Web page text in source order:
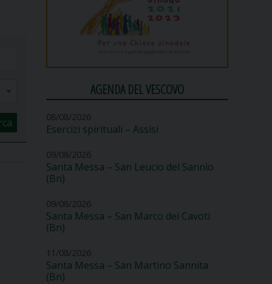
AGENDA DEL VESCOVO
08/08/2026
Esercizi spirituali – Assisi
09/08/2026
Santa Messa – San Leucio del Sannio
(Bn)
09/08/2026
Santa Messa – San Marco dei Cavoti
(Bn)
11/08/2026
Santa Messa – San Martino Sannita
(Bn)